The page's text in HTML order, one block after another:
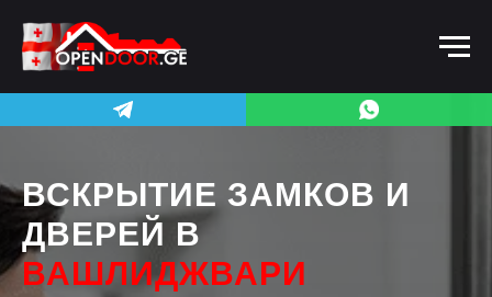
ВСКРЫТИЕ ЗАМКОВ И
ДВЕРЕЙ В
ВАШЛИДЖВАРИ